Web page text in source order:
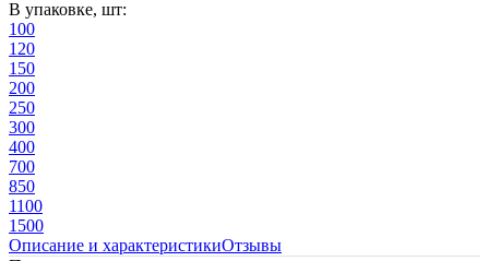
В упаковке, шт:
100
120
150
200
250
300
400
700
850
1100
1500
Описание и характеристикиОтзывы